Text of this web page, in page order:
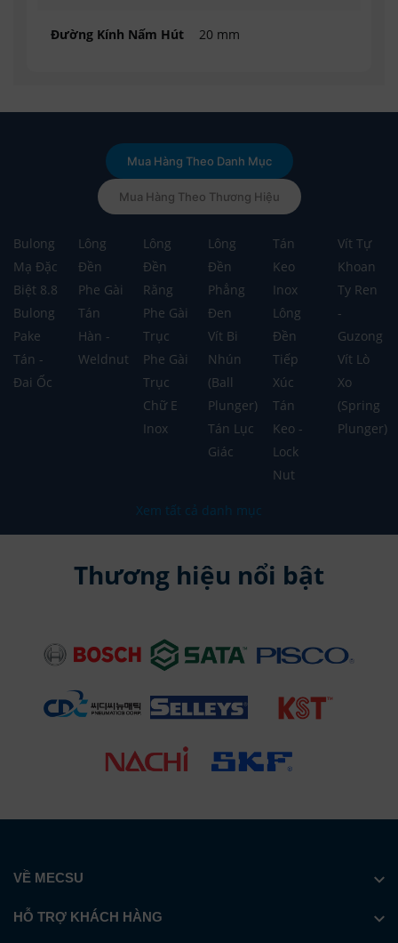
Đường Kính Nấm Hút 20 mm
Mua Hàng Theo Danh Mục
Mua Hàng Theo Thương Hiệu
Bulong
Mạ Đặc
Biệt 8.8
Bulong
Pake
Tán -
Đai Ốc
Lông
Đền
Phe Gài
Tán
Hàn -
Weldnut
Lông
Đền
Răng
Phe Gài
Trục
Phe Gài
Trục
Chữ E
Inox
Lông
Đền
Phẳng
Đen
Vít Bi
Nhún
(Ball
Plunger)
Tán Lục
Giác
Tán
Keo
Inox
Lông
Đền
Tiếp
Xúc
Tán
Keo -
Lock
Nut
Vít Tự
Khoan
Ty Ren
-
Guzong
Vít Lò
Xo
(Spring
Plunger)
Xem tất cả danh mục
Thương hiệu nổi bật
VỀ MECSU
HỖ TRỢ KHÁCH HÀNG